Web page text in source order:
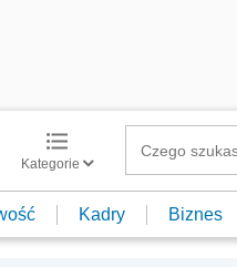
Kategorie
Kadry Biznes